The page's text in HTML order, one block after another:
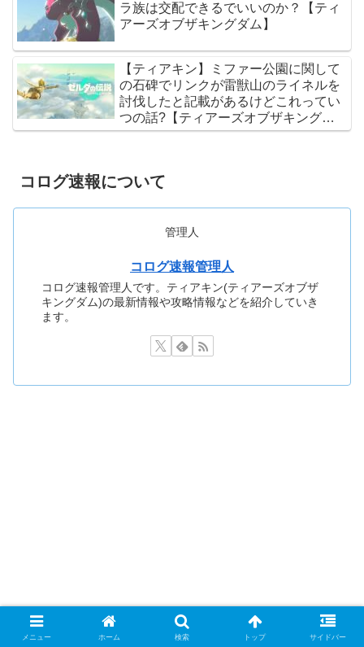
ラ族は交配できるでいいのか？【ティ
アーズオブザキングダム】
【ティアキン】ミファー公園に関して
の石碑でリンクが雷獣山のライネルを
討伐したと記載があるけどこれってい
つの話?【ティアーズオブザキングダ
ム】
コログ速報について
管理人
コログ速報管理人
コログ速報管理人です。ティアキン(ティアーズオブザ
キングダム)の最新情報や攻略情報などを紹介していき
ます。
メニュー ホーム 検索 トップ サイドバー